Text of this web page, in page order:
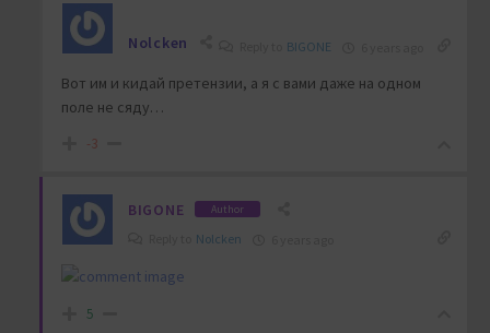
Nolcken BIGONE
Вот им и кидай претензии, а я с вами даже на одном
поле не сяду…
-3
BIGONE Author
Nolcken
5